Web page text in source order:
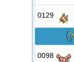
0129
0098